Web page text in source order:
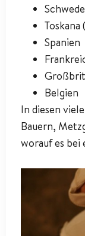
Spanien
Belgien
In diesen
Bauern,
worauf es bei